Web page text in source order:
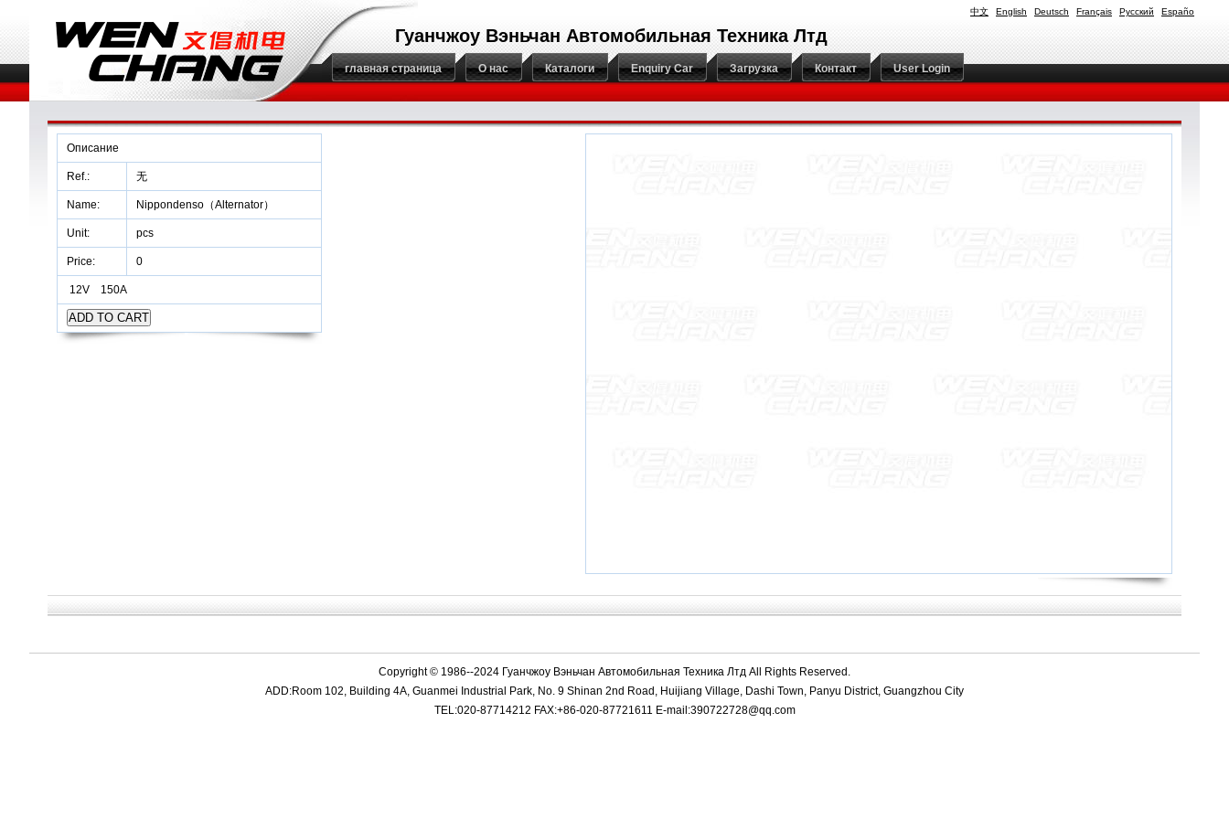
中文 English Deutsch Français Русский Españo
Гуанчжоу Вэньчан Автомобильная Техника Лтд
главная страница О нас Каталоги Enquiry Car Загрузка Контакт User Login
Описание
Ref.: 无
Name: Nippondenso（Alternator）
Unit: pcs
Price: 0
12V 150A
Copyright © 1986--2024 Гуанчжоу Вэньчан Автомобильная Техника Лтд All Rights Reserved.
ADD:Room 102, Building 4A, Guanmei Industrial Park, No. 9 Shinan 2nd Road, Huijiang Village, Dashi Town, Panyu District, Guangzhou City
TEL:020-87714212 FAX:+86-020-87721611 E-mail:390722728@qq.com